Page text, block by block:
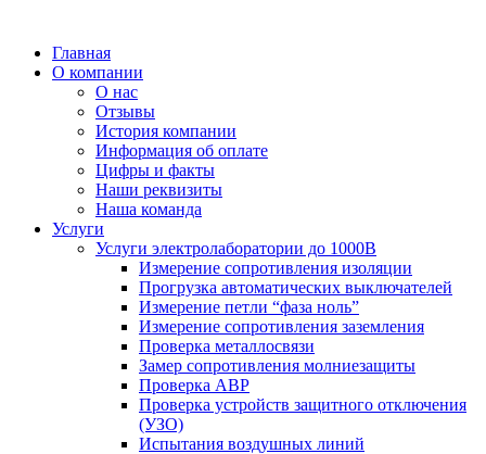
Главная
О компании
О нас
Отзывы
История компании
Информация об оплате
Цифры и факты
Наши реквизиты
Наша команда
Услуги
Услуги электролаборатории до 1000В
Измерение сопротивления изоляции
Прогрузка автоматических выключателей
Измерение петли “фаза ноль”
Измерение сопротивления заземления
Проверка металлосвязи
Замер сопротивления молниезащиты
Проверка АВР
Проверка устройств защитного отключения
(УЗО)
Испытания воздушных линий